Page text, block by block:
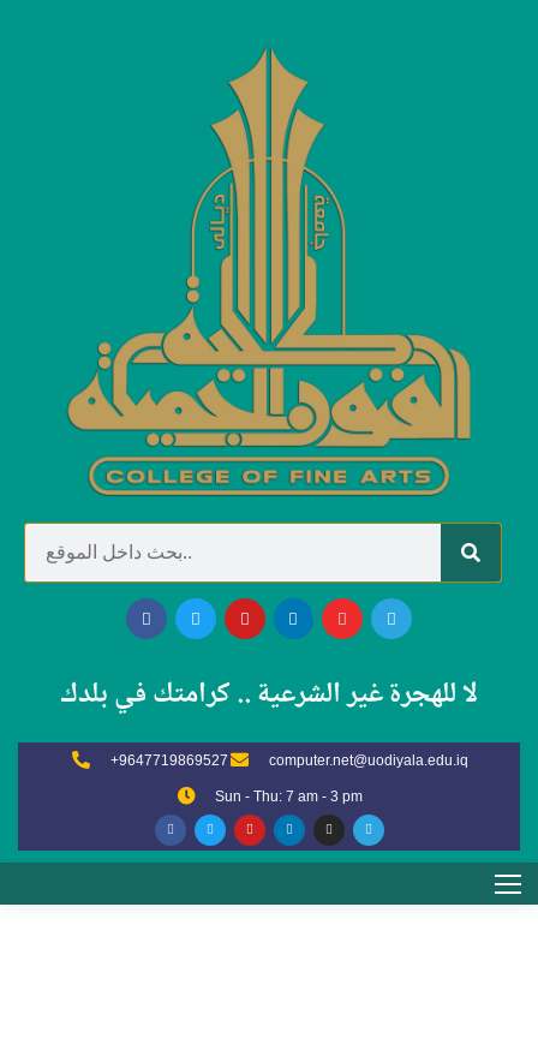
لا للهجرة غير الشرعية .. كرامتك في بلدك
+9647719869527 computer.net@uodiyala.edu.iq
Sun - Thu: 7 am - 3 pm
ورش عمل
كلية الفنون الجميلة تنظم ورشة عمل عن فائدة الخيال للمخرج
السينمائي والتلفزيوني
كلية الفنون الجميلة تنظم ورشة
عمل عن فائدة الخيال للمخرج
السينمائي والتلفزيوني